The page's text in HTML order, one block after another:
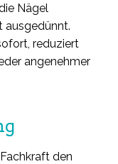
Nägel
ausgedünnt.
reduziert
angenehmer
den